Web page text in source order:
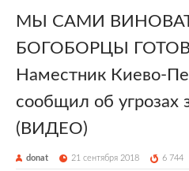
МЫ САМИ
БОГОБОРЦЫ
Наместник Киево-
сообщил об угрозах
(ВИДЕО)
donat 21 сентября 2018 6 744